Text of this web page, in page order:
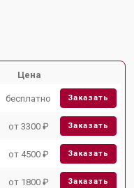
Цена
бесплатно Заказать
от 3300 ₽ Заказать
от 4500 ₽ Заказать
от 1800 ₽ Заказать